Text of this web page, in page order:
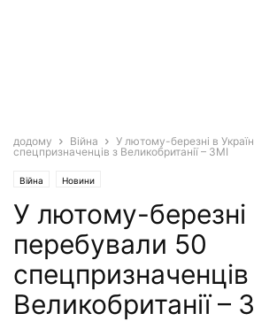
додому Війна
У лютому-березні в
спецпризначенців з Великобританії – ЗМІ
Війна Новини
У лютому-березні
перебували 50
спецпризначенців
Великобританії –